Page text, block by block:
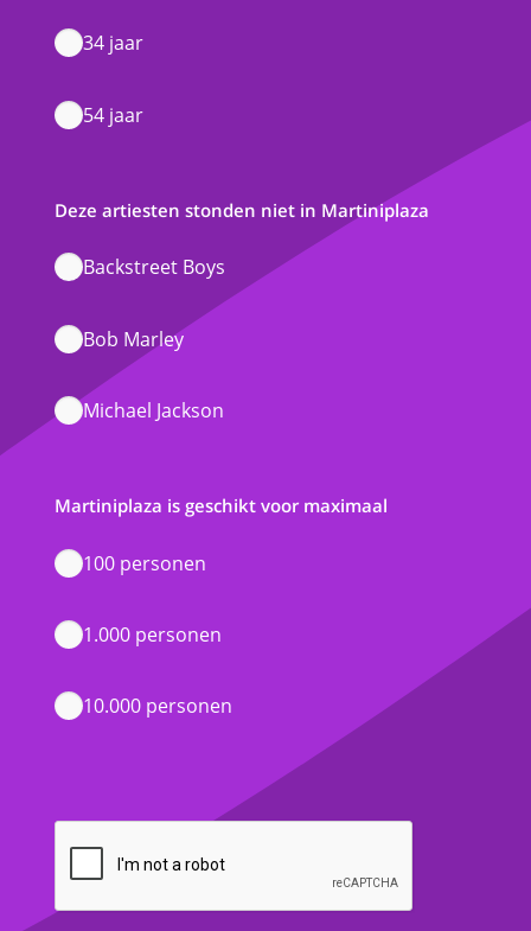
34 jaar
54 jaar
Deze artiesten stonden niet in Martiniplaza
Backstreet Boys
Bob Marley
Michael Jackson
Martiniplaza is geschikt voor maximaal
100 personen
1.000 personen
10.000 personen